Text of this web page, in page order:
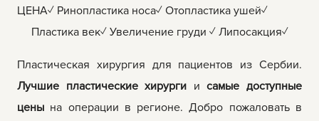
ЦЕНА✓ Ринопластика носа✓ Отопластика ушей✓
Пластика век✓ Увеличение груди ✓ Липосакция✓
Пластическая хирургия для пациентов из Сербии.
Лучшие пластические хирурги исамые доступные
цены на операции в регионе. Добро пожаловать в